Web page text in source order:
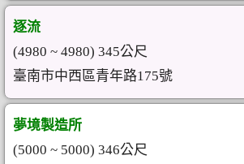
逐流
(4980 ~ 4980) 345公尺
臺南市中西區青年路175號
夢境製造所
(5000 ~ 5000) 346公尺